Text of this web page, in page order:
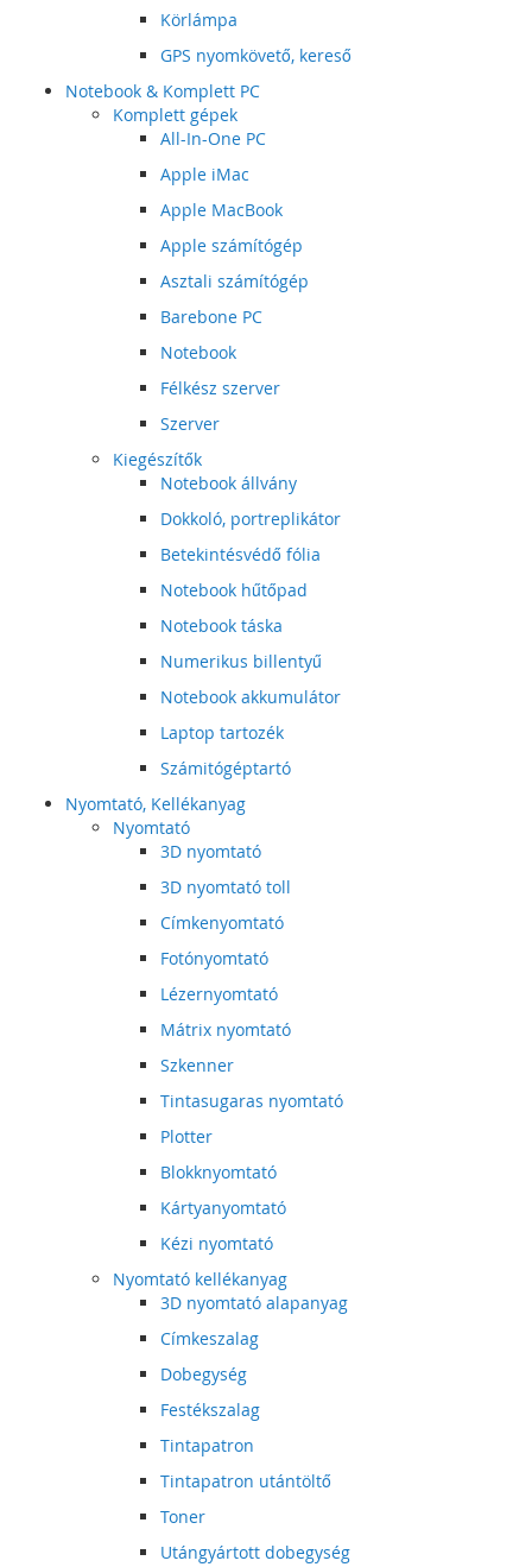
Körlámpa
GPS nyomkövető, kereső
Notebook & Komplett PC
Komplett gépek
All-In-One PC
Apple iMac
Apple MacBook
Apple számítógép
Asztali számítógép
Barebone PC
Notebook
Félkész szerver
Szerver
Kiegészítők
Notebook állvány
Dokkoló, portreplikátor
Betekintésvédő fólia
Notebook hűtőpad
Notebook táska
Numerikus billentyű
Notebook akkumulátor
Laptop tartozék
Számitógéptartó
Nyomtató, Kellékanyag
Nyomtató
3D nyomtató
3D nyomtató toll
Címkenyomtató
Fotónyomtató
Lézernyomtató
Mátrix nyomtató
Szkenner
Tintasugaras nyomtató
Plotter
Blokknyomtató
Kártyanyomtató
Kézi nyomtató
Nyomtató kellékanyag
3D nyomtató alapanyag
Címkeszalag
Dobegység
Festékszalag
Tintapatron
Tintapatron utántöltő
Toner
Utángyártott dobegység